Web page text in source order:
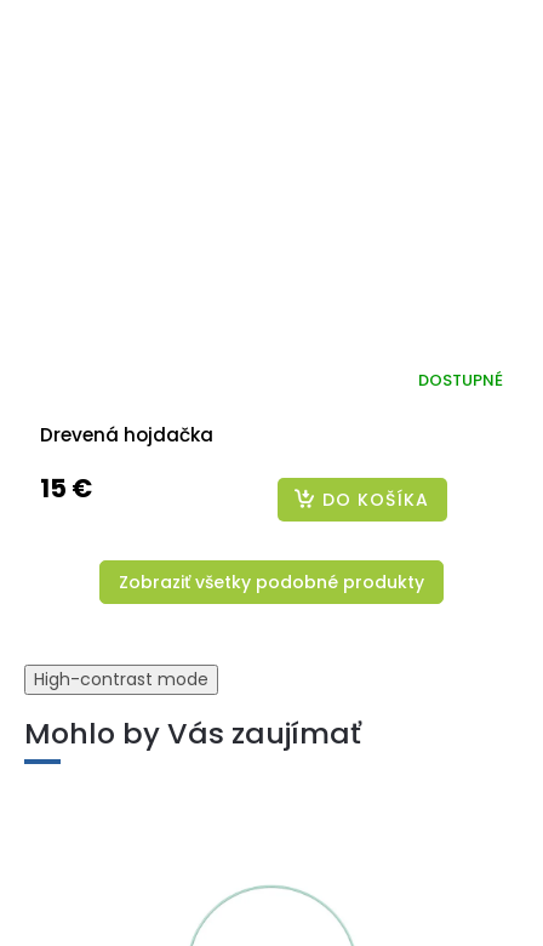
Drevená hojdačka
DOSTUPNÉ
15 € DO KOŠÍKA
Zobraziť všetky podobné produkty
High-contrast mode
Mohlo by Vás zaujímať